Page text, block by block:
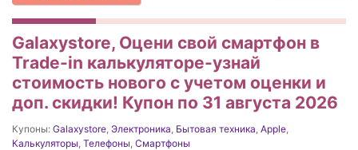
Galaxystore, Оцени свой смартфон в
Trade-in калькуляторе-узнай
стоимость нового с учетом оценки и
доп. скидки! Купон по 31 августа 2026
Купоны: Galaxystore, Электроника, Бытовая техника, Apple,
Калькуляторы, Телефоны, Смартфоны